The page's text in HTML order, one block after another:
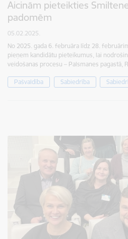
Aicinām pieteikties
padomēm
05.02.2025.
No 2025. gada 6. februāra līdz 28.
pieņem kandidātu pieteikumus, lai
veidošanas procesu – Palsmanes pagastā,
Pašvaldība Sabiedrība